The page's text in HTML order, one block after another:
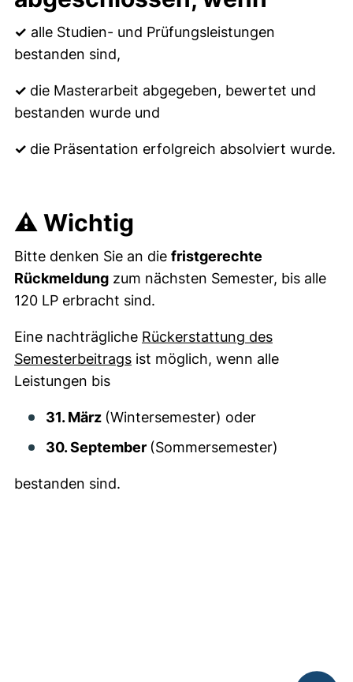
✓ alle Studien- und Prüfungsleistungen
bestanden sind,
✓ die Masterarbeit abgegeben, bewertet und
bestanden wurde und
✓ die Präsentation erfolgreich absolviert wurde.
⚠ Wichtig
Bitte denken Sie an die fristgerechte
Rückmeldung zum nächsten Semester, bis alle
120 LP erbracht sind.
Eine nachträgliche Rückerstattung des
Semesterbeitrags(externer Link, öffnet neues
ist möglich, wenn alle
Leistungen bis
31. März (Wintersemester) oder
30. September (Sommersemester)
bestanden sind.